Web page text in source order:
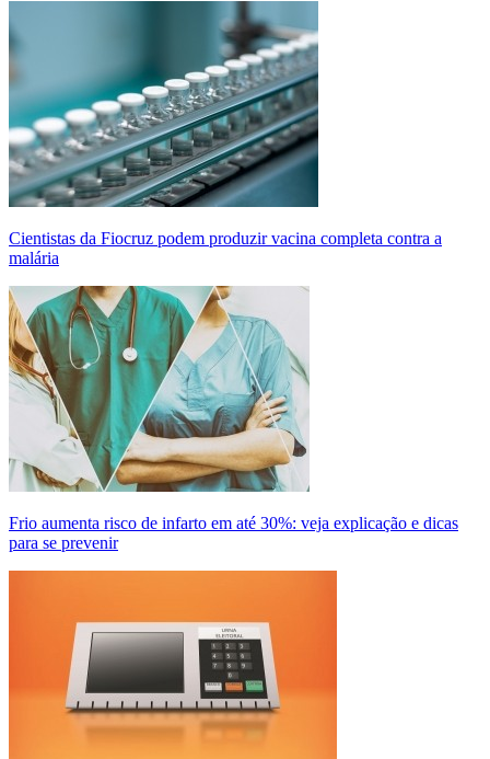
Cientistas da Fiocruz podem produzir vacina completa contra a
malária
Frio aumenta risco de infarto em até 30%: veja explicação e dicas
para se prevenir